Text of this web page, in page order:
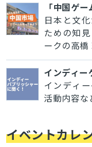
「中国ゲ
日本と文
ための知
ークの高橋
インディー
インディ
活動内容な
イベントカレ